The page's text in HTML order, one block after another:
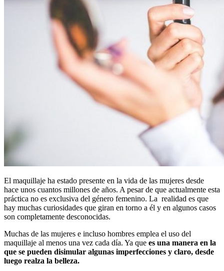
El maquillaje ha estado presente en la vida de las mujeres desde
hace unos cuantos millones de años. A pesar de que actualmente esta
práctica no es exclusiva del género femenino. La realidad es que
hay muchas curiosidades que giran en torno a él y en algunos casos
son completamente desconocidas.
Muchas de las mujeres e incluso hombres emplea el uso del
maquillaje al menos una vez cada día. Ya que es una manera en la
que se pueden disimular algunas imperfecciones y claro, desde
luego realza la belleza.